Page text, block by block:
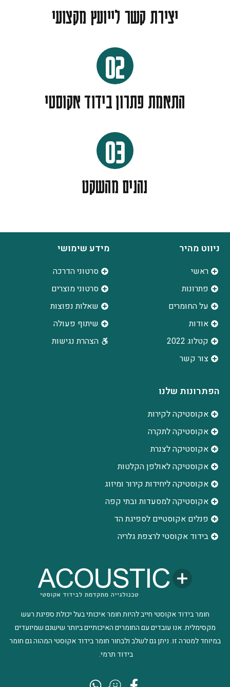
יצירת קשר לייועץ מקצועי
02
התאמת פתרון בידוד אקוסטי
03
נהנים מהשקט
חומר בידוד אקוסטי חייב להיות חומר איכותי בעל יכולת ספיגת רעש
מקסימלית. אנו עובדים עם החומרים האיכותיים ביותר שישנם שמיועדים
במיוחד למטרה זו. ניתן גם לשלב ולבחור חומר בידוד אקוסטי המהוה גם חומר
בידוד תרמי.
ניווט מהיר
ראשי
פתרונות
על החומרים
אודות
קטלוג 2022
צור קשר
מידע שימושי
סרטוני הדרכה
סרטוני מוצרים
שאלות נפוצות
שיתוף פעולה
הצהרת נגישות
הפתרונות שלנו
אקוסטיקה לקירות
אקוסטיקה לתקרה
אקוסטיקה לצנרת
אקוסטיקה לאולפן הקלטות
‫אקוסטיקה ליחידות קירור ומיזוג
אקוסטיקה למסעדות ובתי קפה
פנלים אקוסטיים לספיגת הד
בידוד אקוסטי לרצפת גלריה